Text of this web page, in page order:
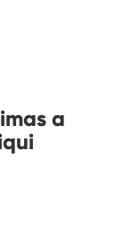
a